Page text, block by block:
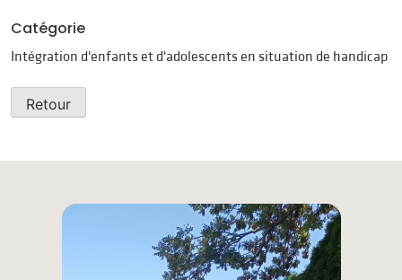
Catégorie
Intégration d'enfants et d'adolescents en situation de handicap
Retour